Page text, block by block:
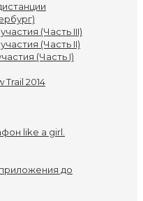
(Часть III)
(Часть II)
(Часть I)
2014
like a girl.
до